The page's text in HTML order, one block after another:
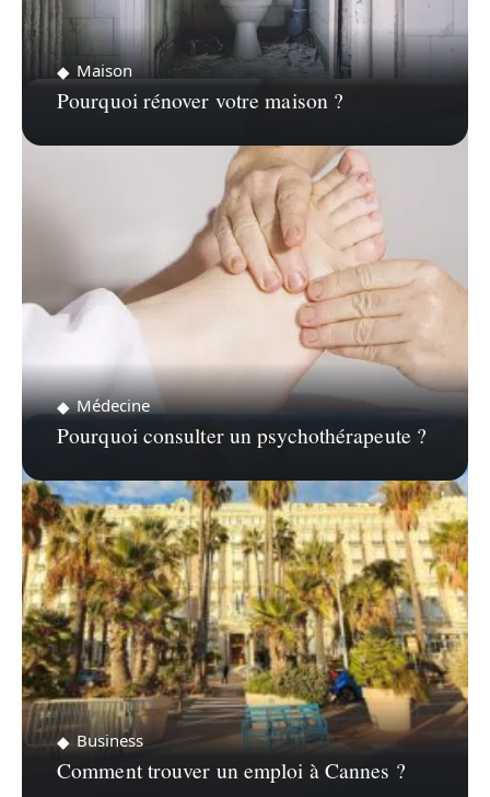
Maison
Pourquoi rénover votre maison ?
Médecine
Pourquoi consulter un psychothérapeute ?
Business
Comment trouver un emploi à Cannes ?